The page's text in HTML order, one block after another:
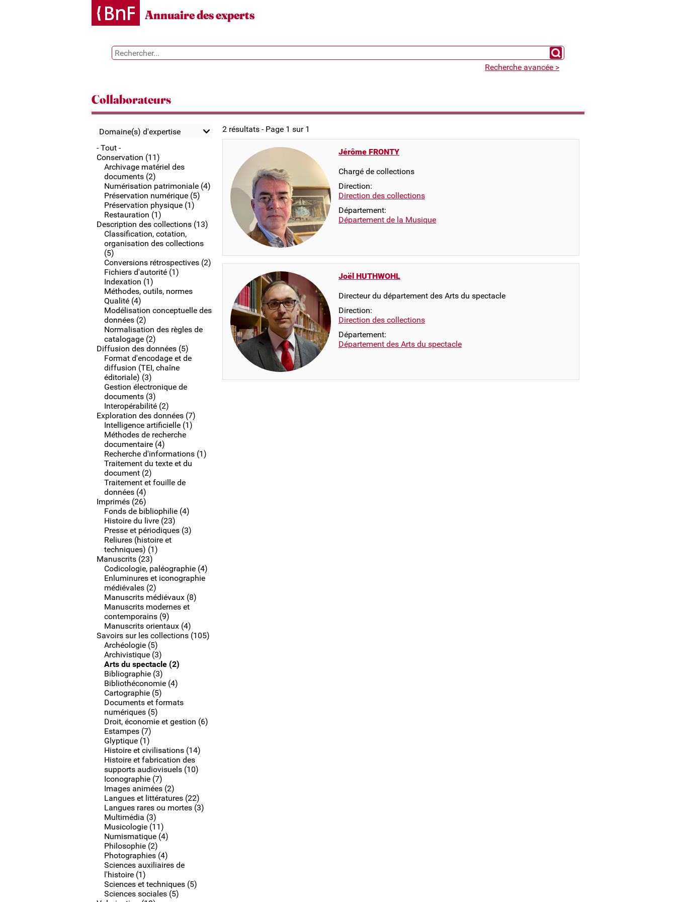
Annuaire des experts
Chercher un expert
Recherche avancée >
Collaborateurs
Domaine(s) d'expertise
- Tout -
Conservation (11)
Archivage matériel des
documents (2)
Numérisation patrimoniale (4)
Préservation numérique (5)
Préservation physique (1)
Restauration (1)
Description des collections (13)
Classification, cotation,
organisation des collections
(5)
Conversions rétrospectives (2)
Fichiers d'autorité (1)
Indexation (1)
Méthodes, outils, normes
Qualité (4)
Modélisation conceptuelle des
données (2)
Normalisation des règles de
catalogage (2)
Diffusion des données (5)
Format d'encodage et de
diffusion (TEI, chaîne
éditoriale) (3)
Gestion électronique de
documents (3)
Interopérabilité (2)
Exploration des données (7)
Intelligence artificielle (1)
Méthodes de recherche
documentaire (4)
Recherche d'informations (1)
Traitement du texte et du
document (2)
Traitement et fouille de
données (4)
Imprimés (26)
Fonds de bibliophilie (4)
Histoire du livre (23)
Presse et périodiques (3)
Reliures (histoire et
techniques) (1)
Manuscrits (23)
Codicologie, paléographie (4)
Enluminures et iconographie
médiévales (2)
Manuscrits médiévaux (8)
Manuscrits modernes et
contemporains (9)
Manuscrits orientaux (4)
Savoirs sur les collections (105)
Archéologie (5)
Archivistique (3)
Arts du spectacle (2)
Bibliographie (3)
Bibliothéconomie (4)
Cartographie (5)
Documents et formats
numériques (5)
Droit, économie et gestion (6)
Estampes (7)
Glyptique (1)
Histoire et civilisations (14)
Histoire et fabrication des
supports audiovisuels (10)
Iconographie (7)
Images animées (2)
Langues et littératures (22)
Langues rares ou mortes (3)
Multimédia (3)
Musicologie (11)
Numismatique (4)
Philosophie (2)
Photographies (4)
Sciences auxiliaires de
l'histoire (1)
Sciences et techniques (5)
Sciences sociales (5)
2 résultats - Page 1 sur 1
Jérôme FRONTY
Chargé de collections
Direction:
Direction des collections
Département:
Département de la Musique
Joël HUTHWOHL
Directeur du département des Arts du spectacle
Direction:
Direction des collections
Département:
Département des Arts du spectacle